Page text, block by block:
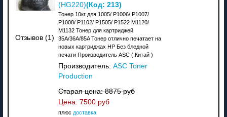
Отзывов (1)
(HG220)(Код: 213)
Тонер 10кг для 1005/ P1006/ P1007/
P1008/ P1102/ P1505/ P1522 M1120/
M1132 Тонер для картриджей
35A/36A/85A Тонер отлично печатает на
новых картриджах HP Без бледной
печати Производитель ASC ( Китай )
Производитель: ASC Toner
Production
Старая цена:8875 руб
Цена: 7500 руб
плюс доставка